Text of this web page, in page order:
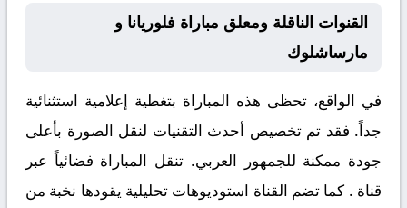
القنوات الناقلة ومعلق مباراة فلوريانا و
مارساشلوك
في الواقع، تحظى هذه المباراة بتغطية إعلامية استثنائية
جداً. فقد تم تخصيص أحدث التقنيات لنقل الصورة بأعلى
جودة ممكنة للجمهور العربي. تنقل المباراة فضائياً عبر
قناة . كما تضم القناة استوديوهات تحليلية يقودها نخبة من